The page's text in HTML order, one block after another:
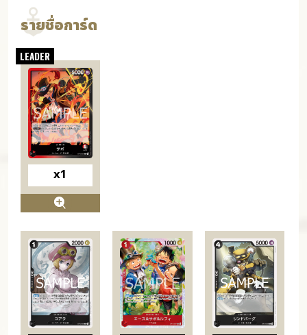
รายชื่อการ์ด
x1